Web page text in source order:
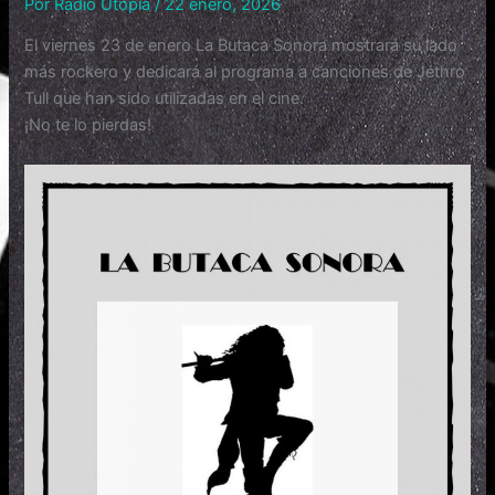
PorRadio Utopía/22 enero, 2026
El viernes 23 de enero La Butaca Sonora mostrará su lado
más rockero y dedicará al programa a canciones de Jethro
Tull que han sido utilizadas en el cine.
¡No te lo pierdas!